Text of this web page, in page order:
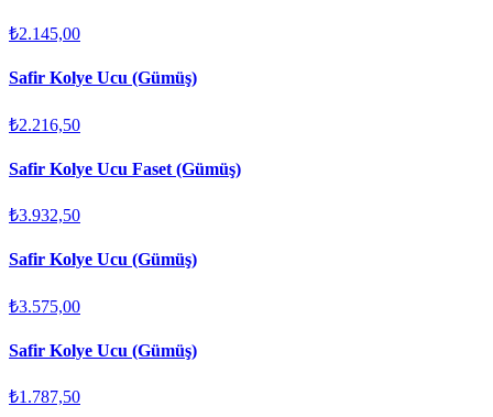
₺2.145,00
Safir Kolye Ucu (Gümüş)
₺2.216,50
Safir Kolye Ucu Faset (Gümüş)
₺3.932,50
Safir Kolye Ucu (Gümüş)
₺3.575,00
Safir Kolye Ucu (Gümüş)
₺1.787,50